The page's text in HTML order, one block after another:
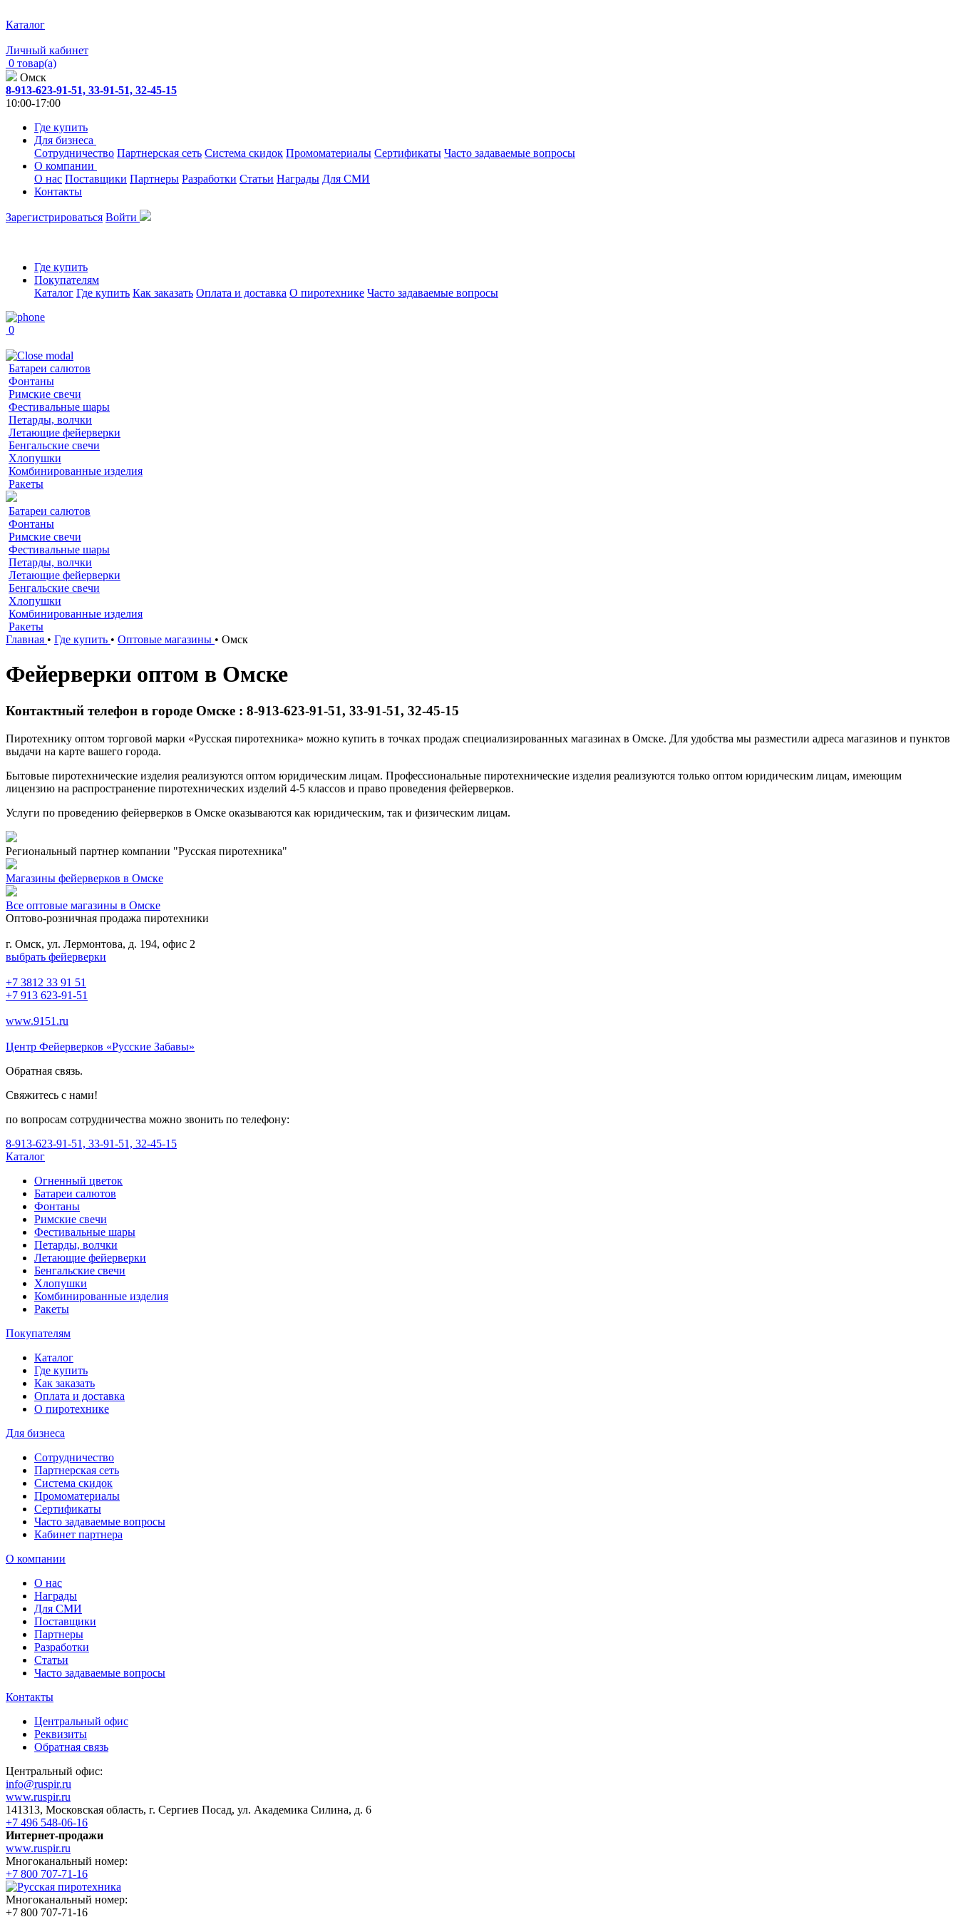
Каталог
Личный кабинет
0 товар(а)
Омск
8-913-623-91-51, 33-91-51, 32-45-15
10:00-17:00
Где купить
Для бизнеса
Сотрудничество Партнерская сеть Система скидок Промоматериалы Сертификаты Часто задаваемые вопросы
О компании
О нас Поставщики Партнеры Разработки Статьи Награды Для СМИ
Контакты
Зарегистрироваться Войти
Где купить
Покупателям
Каталог Где купить Как заказать Оплата и доставка О пиротехнике Часто задаваемые вопросы
0
Батареи салютов
Фонтаны
Римские свечи
Фестивальные шары
Петарды, волчки
Летающие фейерверки
Бенгальские свечи
Хлопушки
Комбинированные изделия
Ракеты
Батареи салютов
Фонтаны
Римские свечи
Фестивальные шары
Петарды, волчки
Летающие фейерверки
Бенгальские свечи
Хлопушки
Комбинированные изделия
Ракеты
Главная • Где купить • Оптовые магазины • Омск
Фейерверки оптом в Омске
Контактный телефон в городе Омске : 8-913-623-91-51, 33-91-51, 32-45-15
Пиротехнику оптом торговой марки «Русская пиротехника» можно купить в точках продаж специализированных магазинах в Омске. Для удобства мы разместили адреса магазинов и пунктов
выдачи на карте вашего города.
Бытовые пиротехнические изделия реализуются оптом юридическим лицам. Профессиональные пиротехнические изделия реализуются только оптом юридическим лицам, имеющим
лицензию на распространение пиротехнических изделий 4-5 классов и право проведения фейерверков.
Услуги по проведению фейерверков в Омске оказываются как юридическим, так и физическим лицам.
Региональный партнер компании "Русская пиротехника"
Магазины фейерверков в Омске
Все оптовые магазины в Омске
Оптово-розничная продажа пиротехники
г. Омск, ул. Лермонтова, д. 194, офис 2
выбрать фейерверки
+7 3812 33 91 51
+7 913 623-91-51
www.9151.ru
Центр Фейерверков «Русские Забавы»
Обратная связь.
Свяжитесь с нами!
по вопросам сотрудничества можно звонить по телефону:
8-913-623-91-51, 33-91-51, 32-45-15
Каталог
Огненный цветок
Батареи салютов
Фонтаны
Римские свечи
Фестивальные шары
Петарды, волчки
Летающие фейерверки
Бенгальские свечи
Хлопушки
Комбинированные изделия
Ракеты
Покупателям
Каталог
Где купить
Как заказать
Оплата и доставка
О пиротехнике
Для бизнеса
Сотрудничество
Партнерская сеть
Система скидок
Промоматериалы
Сертификаты
Часто задаваемые вопросы
Кабинет партнера
О компании
О нас
Награды
Для СМИ
Поставщики
Партнеры
Разработки
Статьи
Часто задаваемые вопросы
Контакты
Центральный офис
Реквизиты
Обратная связь
Центральный офис:
info@ruspir.ru
www.ruspir.ru
141313, Московская область, г. Сергиев Посад, ул. Академика Силина, д. 6
+7 496 548-06-16
Интернет-продажи
www.ruspir.ru
Многоканальный номер:
+7 800 707-71-16
Многоканальный номер:
+7 800 707-71-16